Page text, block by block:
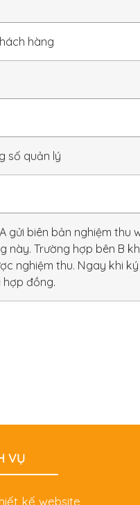
hàng
số quản lý
gửi biên bản nghiệm
này. Trường hợp bên B
nghiệm thu. Ngay khi
đồng.
VỤ
kế website